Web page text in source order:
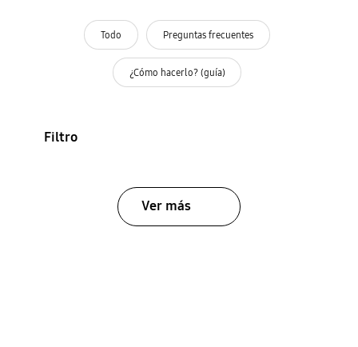
Todo Preguntas frecuentes
¿Cómo hacerlo? (guía)
Filtro
Ver más